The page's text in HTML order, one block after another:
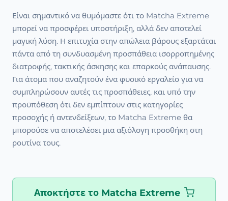
Είναι σημαντικό να θυμόμαστε ότι το Matcha Extreme
μπορεί να προσφέρει υποστήριξη, αλλά δεν αποτελεί
μαγική λύση. Η επιτυχία στην απώλεια βάρους εξαρτάται
πάντα από τη συνδυασμένη προσπάθεια ισορροπημένης
διατροφής, τακτικής άσκησης και επαρκούς ανάπαυσης.
Για άτομα που αναζητούν ένα φυσικό εργαλείο για να
συμπληρώσουν αυτές τις προσπάθειες, και υπό την
προϋπόθεση ότι δεν εμπίπτουν στις κατηγορίες
προσοχής ή αντενδείξεων, το Matcha Extreme θα
μπορούσε να αποτελέσει μια αξιόλογη προσθήκη στη
ρουτίνα τους.
Αποκτήστε το Matcha Extreme